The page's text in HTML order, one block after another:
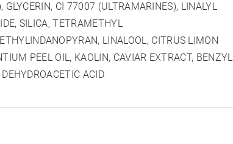
CI 77007 (ULTRAMARINES), LINALYL
SILICA, TETRAMETHYL
LINALOOL, CITRUS LIMON
PEEL OIL, KAOLIN, CAVIAR EXTRACT, BENZYL
ACID